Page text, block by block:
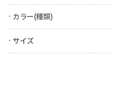
· カラー(種類)
· サイズ